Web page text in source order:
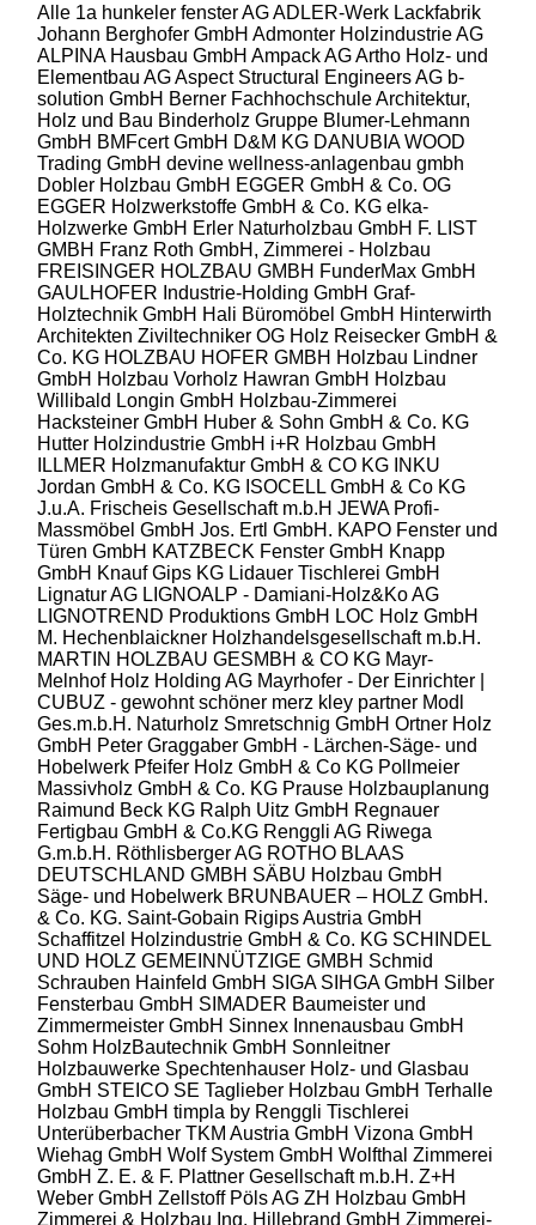
Alle 1a hunkeler fenster AGADLER-Werk Lackfabrik
Johann Berghofer GmbH Admonter Holzindustrie AG
ALPINA Hausbau GmbHAmpack AGArtho Holz- und
Elementbau AGAspect Structural Engineers AG b-
solution GmbH Berner Fachhochschule Architektur,
Holz und Bau Binderholz Gruppe Blumer-Lehmann
GmbH BMFcert GmbH D&M KG DANUBIA WOOD
Trading GmbH devine wellness-anlagenbau gmbh
Dobler Holzbau GmbH EGGER GmbH & Co. OG
EGGER Holzwerkstoffe GmbH & Co. KG elka-
Holzwerke GmbH Erler Naturholzbau GmbH F. LIST
GMBH Franz Roth GmbH, Zimmerei - Holzbau
FREISINGER HOLZBAU GMBH FunderMax GmbH
GAULHOFER Industrie-Holding GmbHGraf-
Holztechnik GmbH Hali Büromöbel GmbH Hinterwirth
Architekten Ziviltechniker OG Holz Reisecker GmbH &
Co. KG HOLZBAU HOFER GMBH Holzbau Lindner
GmbH Holzbau Vorholz Hawran GmbH Holzbau
Willibald Longin GmbH Holzbau-Zimmerei
Hacksteiner GmbH Huber & Sohn GmbH & Co. KG
Hutter Holzindustrie GmbH i+R Holzbau GmbH
ILLMER Holzmanufaktur GmbH & CO KG INKU
Jordan GmbH & Co. KG ISOCELL GmbH & Co KG
J.u.A. Frischeis Gesellschaft m.b.H JEWA Profi-
Massmöbel GmbH Jos. Ertl GmbH. KAPO Fenster und
Türen GmbH KATZBECK Fenster GmbH Knapp
GmbH Knauf Gips KG Lidauer Tischlerei GmbH
Lignatur AG LIGNOALP - Damiani-Holz&Ko AG
LIGNOTREND Produktions GmbH LOC Holz GmbH
M. Hechenblaickner Holzhandelsgesellschaft m.b.H.
MARTIN HOLZBAU GESMBH & CO KG Mayr-
Melnhof Holz Holding AG Mayrhofer - Der Einrichter |
CUBUZ - gewohnt schöner merz kley partner Modl
Ges.m.b.H. Naturholz Smretschnig GmbH Ortner Holz
GmbH Peter Graggaber GmbH - Lärchen-Säge- und
Hobelwerk Pfeifer Holz GmbH & Co KG Pollmeier
Massivholz GmbH & Co. KG Prause Holzbauplanung
Raimund Beck KG Ralph Uitz GmbH Regnauer
Fertigbau GmbH & Co.KG Renggli AG Riwega
G.m.b.H. Röthlisberger AG ROTHO BLAAS
DEUTSCHLAND GMBH SÄBU Holzbau GmbH
Säge- und Hobelwerk BRUNBAUER – HOLZ GmbH.
& Co. KG. Saint-Gobain Rigips Austria GmbH
Schaffitzel Holzindustrie GmbH & Co. KG SCHINDEL
UND HOLZ GEMEINNÜTZIGE GMBH Schmid
Schrauben Hainfeld GmbH SIGA SIHGA GmbH Silber
Fensterbau GmbH SIMADER Baumeister und
Zimmermeister GmbH Sinnex Innenausbau GmbH
Sohm HolzBautechnik GmbH Sonnleitner
Holzbauwerke Spechtenhauser Holz- und Glasbau
GmbH STEICO SE Taglieber Holzbau GmbH Terhalle
Holzbau GmbH timpla by Renggli Tischlerei
Unterüberbacher TKM Austria GmbH Vizona GmbH
Wiehag GmbH Wolf System GmbH Wolfthal Zimmerei
GmbH Z. E. & F. Plattner Gesellschaft m.b.H. Z+H
Weber GmbH Zellstoff Pöls AG ZH Holzbau GmbH
Zimmerei & Holzbau Ing. Hillebrand GmbH Zimmerei-